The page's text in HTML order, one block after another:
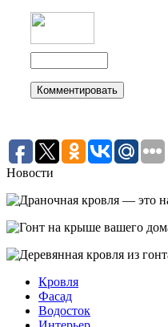
Новости
Кровля
Фасад
Водосток